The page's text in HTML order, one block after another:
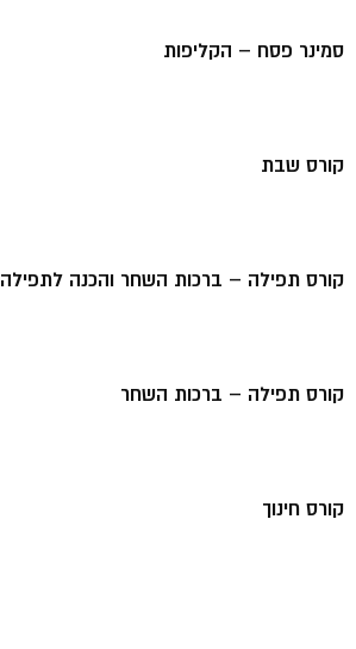
סמינר פסח – הקליפות
קורס שבת
קורס תפילה – ברכות השחר והכנה לתפילה
קורס תפילה – ברכות השחר
קורס חינוך